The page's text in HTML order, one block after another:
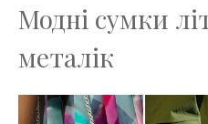
Модні сумки
металік